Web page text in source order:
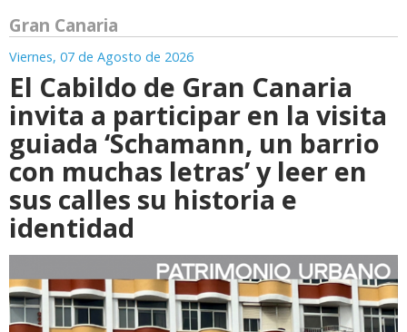
Gran Canaria
Viernes, 07 de Agosto de 2026
El Cabildo de Gran Canaria
invita a participar en la visita
guiada ‘Schamann, un barrio
con muchas letras’ y leer en
sus calles su historia e
identidad